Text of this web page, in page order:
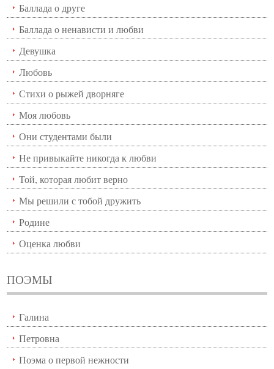
Баллада о друге
Баллада о ненависти и любви
Девушка
Любовь
Стихи о рыжей дворняге
Моя любовь
Они студентами были
Не привыкайте никогда к любви
Той, которая любит верно
Мы решили с тобой дружить
Родине
Оценка любви
ПОЭМЫ
Галина
Петровна
Поэма о первой нежности